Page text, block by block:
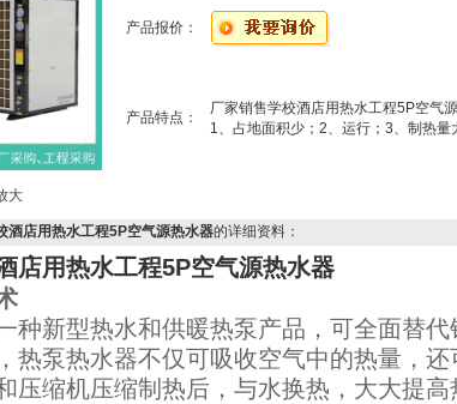
大
产品报价：
产品特点：
厂家销售学校酒店用热水工程5P空气
1、占地面积少；2、运行；3、制热
酒店用热水工程5P空气源热水器的详细资料：
店用热水工程5P空气源热水器
种新型热水和供暖热泵产品，可全面替
热泵热水器不仅可吸收空气中的热量，
压缩机压缩制热后，与水换热，大大提